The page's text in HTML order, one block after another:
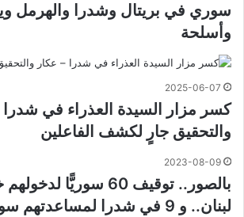
سوري في بريتال وشدرا والهرمل
وأسلحة
2025-06-07
كسر مزار السيدة العذراء في شدرا
والتحقيق جارٍ لكشف الفاعلين
2023-08-09
بالصور.. توقيف 60 سوريًّا
لبنان.. و 9 في شدرا